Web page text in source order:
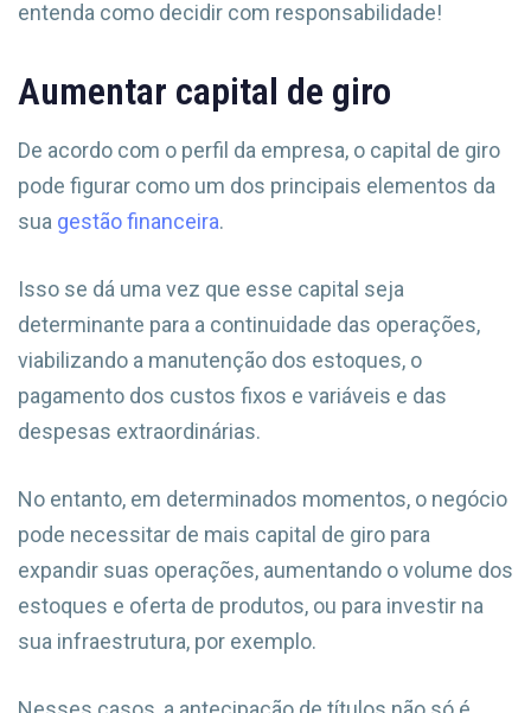
entenda como decidir com responsabilidade!
Aumentar capital de giro
De acordo com o perfil da empresa, o capital de giro
pode figurar como um dos principais elementos da
sua gestão financeira.
Isso se dá uma vez que esse capital seja
determinante para a continuidade das operações,
viabilizando a manutenção dos estoques, o
pagamento dos custos fixos e variáveis e das
despesas extraordinárias.
No entanto, em determinados momentos, o negócio
pode necessitar de mais capital de giro para
expandir suas operações, aumentando o volume dos
estoques e oferta de produtos, ou para investir na
sua infraestrutura, por exemplo.